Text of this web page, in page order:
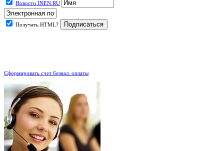
Новости INEN.RU
Получать HTML?
Сформировать счет безнал. оплаты